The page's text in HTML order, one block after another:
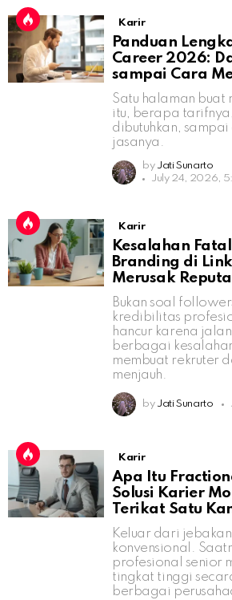
Karir
Panduan
Career 2026:
sampai Cara
Satu halaman buat
itu, berapa
dibutuhkan,
jasanya.
by Jati Sunarto
July 24, 2026,
Karir
Kesalahan Fatal
Branding di
Merusak
Bukan soal
kredibilitas
hancur karena
berbagai
membuat rekruter
menjauh.
by Jati Sunarto
Karir
Apa Itu
Solusi Karier
Terikat Satu
Keluar dari
konvensional.
profesional senior
tingkat tinggi
berbagai